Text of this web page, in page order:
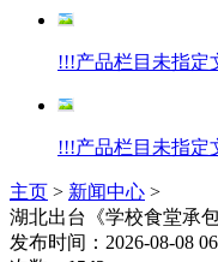
!!!产品栏目未指定
!!!产品栏目未指定
主页 > 新闻中心 >
湖北出台《学校食堂承
发布时间：2026-08-08